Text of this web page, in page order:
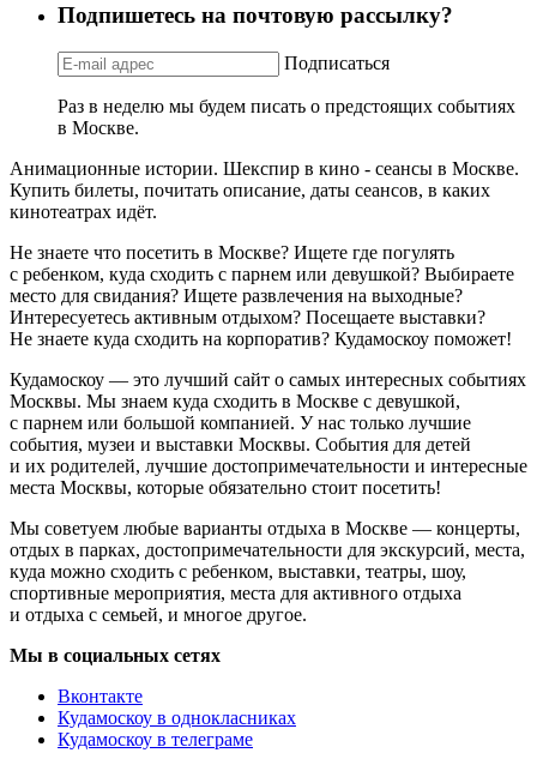
Подпишетесь на почтовую рассылку?
Подписаться
Раз в неделю мы будем писать о предстоящих событиях
в Москве.
Анимационные истории. Шекспир в кино - сеансы в Москве.
Купить билеты, почитать описание, даты сеансов, в каких
кинотеатрах идёт.
Не знаете что посетить в Москве? Ищете где погулять
с ребенком, куда сходить с парнем или девушкой? Выбираете
место для свидания? Ищете развлечения на выходные?
Интересуетесь активным отдыхом? Посещаете выставки?
Не знаете куда сходить на корпоратив? Кудамоскоу поможет!
Кудамоскоу — это лучший сайт о самых интересных событиях
Москвы. Мы знаем куда сходить в Москве с девушкой,
с парнем или большой компанией. У нас только лучшие
события, музеи и выставки Москвы. События для детей
и их родителей, лучшие достопримечательности и интересные
места Москвы, которые обязательно стоит посетить!
Мы советуем любые варианты отдыха в Москве — концерты,
отдых в парках, достопримечательности для экскурсий, места,
куда можно сходить с ребенком, выставки, театры, шоу,
спортивные мероприятия, места для активного отдыха
и отдыха с семьей, и многое другое.
Мы в социальных сетях
Вконтакте
Кудамоскоу в однокласниках
Кудамоскоу в телеграме